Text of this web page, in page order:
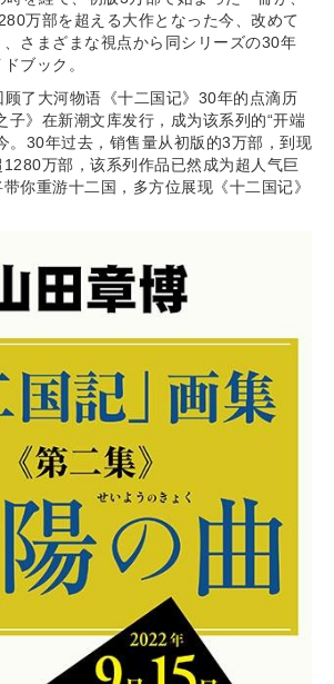
万部を超える大作となった今、改めて
さまざまな視点から同シリーズの30年
ブック。
顾了大河物语《十二国记》30年的点滴历
子》在新潮文库发行，成为该系列的“开端
。30年过去，销售量从初版的3万部，到现
万部，该系列作品已然成为超人气巨
你重游十二国，多方位展现《十二国记》